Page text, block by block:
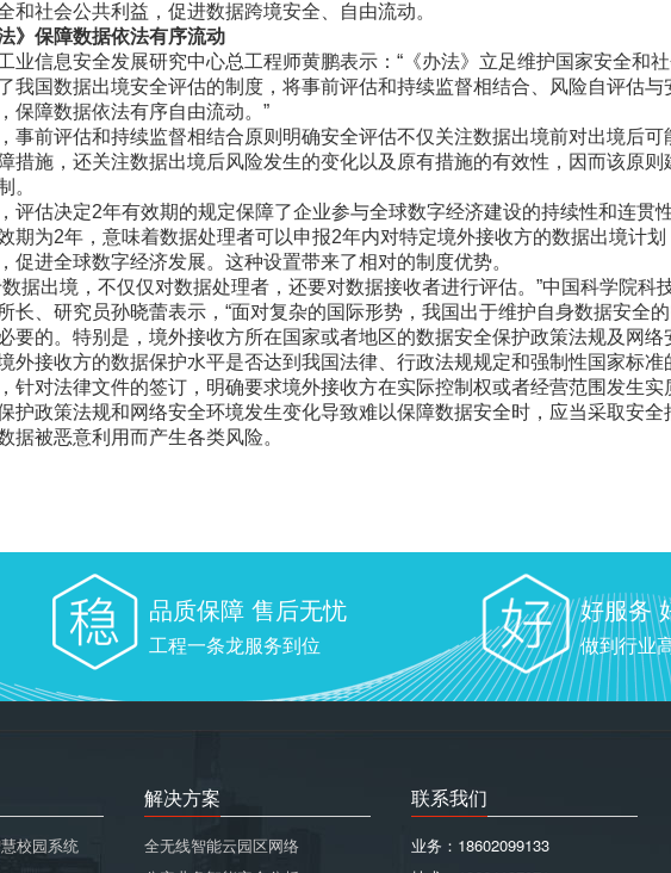
和社会公共利益，促进数据跨境安全、自由流动。
法》保障数据依法有序流动
信息安全发展研究中心总工程师黄鹏表示：“《办法》立足维护国家安全和
我国数据出境安全评估的制度，将事前评估和持续监督相结合、风险自评估
保障数据依法有序自由流动。”
前评估和持续监督相结合原则明确安全评估不仅关注数据出境前对出境后可
措施，还关注数据出境后风险发生的变化以及原有措施的有效性，因而该原
。
估决定2年有效期的规定保障了企业参与全球数字经济建设的持续性和连贯
期为2年，意味着数据处理者可以申报2年内对特定境外接收方的数据出境计
促进全球数字经济发展。这种设置带来了相对的制度优势。
出境，不仅仅对数据处理者，还要对数据接收者进行评估。”中国科学院科
长、研究员孙晓蕾表示，“面对复杂的国际形势，我国出于维护自身数据安全
要的。特别是，境外接收方所在国家或者地区的数据安全保护政策法规及网
外接收方的数据保护水平是否达到我国法律、行政法规规定和强制性国家标准
对法律文件的签订，明确要求境外接收方在实际控制权或者经营范围发生实
护政策法规和网络安全环境发生变化导致难以保障数据安全时，应当采取安
据被恶意利用而产生各类风险。
品质保障 售后无忧
工程一条龙服务到位
好服务
做到行业
校园系统
解决方案
全无线智能云园区网络
联系我们
业务：18602099133